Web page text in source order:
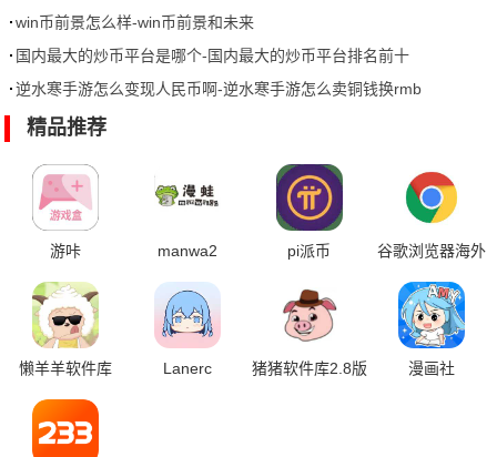
win币前景怎么样-win币前景和未来
国内最大的炒币平台是哪个-国内最大的炒币平台排名前十
逆水寒手游怎么变现人民币啊-逆水寒手游怎么卖铜钱换rmb
精品推荐
游咔 manwa2 pi派币
谷歌浏览器海外
懒羊羊软件库 Lanerc
猪猪软件库2.8版
漫画社